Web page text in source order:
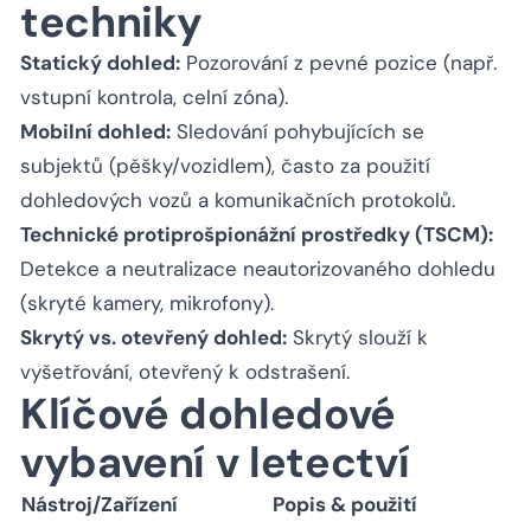
techniky
Statický dohled: Pozorování z pevné pozice (např.
vstupní kontrola, celní zóna).
Mobilní dohled: Sledování pohybujících se
subjektů (pěšky/vozidlem), často za použití
dohledových vozů a komunikačních protokolů.
Technické protiprošpionážní prostředky (TSCM):
Detekce a neutralizace neautorizovaného dohledu
(skryté kamery, mikrofony).
Skrytý vs. otevřený dohled: Skrytý slouží k
vyšetřování, otevřený k odstrašení.
Klíčové dohledové
vybavení v letectví
Nástroj/Zařízení Popis & použití